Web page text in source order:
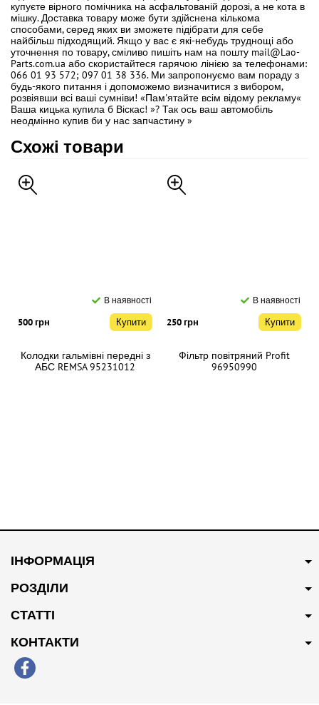
купуєте вірного помічника на асфальтованій дорозі, а не кота в
мішку. Доставка товару може бути здійснена кількома
способами, серед яких ви зможете підібрати для себе
найбільш підходящий. Якщо у вас є які-небудь труднощі або
уточнення по товару, сміливо пишіть нам на пошту mail@Lao-
Parts.com.ua або скористайтеся гарячою лінією за телефонами:
066 01 93 572; 097 01 38 336. Ми запропонуємо вам пораду з
будь-якого питання і допоможемо визначитися з вибором,
розвіявши всі ваші сумніви! «Пам'ятайте всім відому рекламу«
Ваша кицька купила б Віскас! »? Так ось ваш автомобіль
неодмінно купив би у нас запчастину »
Схожі товари
В наявності
500 грн Купити
Колодки гальмівні передні з
АБС REMSA 95231012
В наявності
250 грн Купити
Фільтр повітряний Profit
96950990
300 грн Купити
Сайлентблок переднього
1700 грн Купити
ІНФОРМАЦІЯ
РОЗДІЛИ
СТАТТІ
КОНТАКТИ